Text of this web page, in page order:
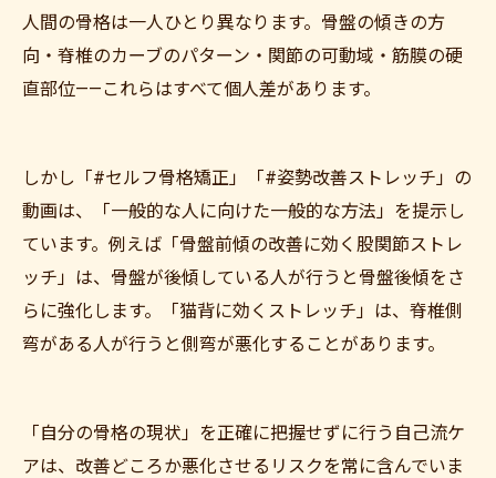
人間の骨格は一人ひとり異なります。骨盤の傾きの方
向・脊椎のカーブのパターン・関節の可動域・筋膜の硬
直部位——これらはすべて個人差があります。
しかし「#セルフ骨格矯正」「#姿勢改善ストレッチ」の
動画は、「一般的な人に向けた一般的な方法」を提示し
ています。例えば「骨盤前傾の改善に効く股関節ストレ
ッチ」は、骨盤が後傾している人が行うと骨盤後傾をさ
らに強化します。「猫背に効くストレッチ」は、脊椎側
弯がある人が行うと側弯が悪化することがあります。
「自分の骨格の現状」を正確に把握せずに行う自己流ケ
アは、改善どころか悪化させるリスクを常に含んでいま